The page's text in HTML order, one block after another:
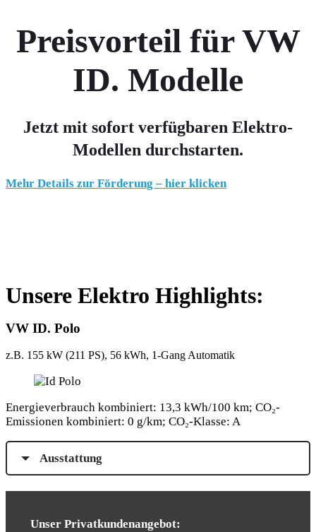
Preisvorteil für VW
ID. Modelle
Jetzt mit sofort verfügbaren Elektro-
Modellen durchstarten.
Mehr Details zur Förderung – hier klicken
Unsere Elektro Highlights:
VW ID. Polo
z.B. 155 kW (211 PS), 56 kWh, 1-Gang Automatik
Energieverbrauch kombiniert: 13,3 kWh/100 km; CO₂-
Emissionen kombiniert: 0 g/km; CO₂-Klasse: A
Ausstattung
Unser Privatkundenangebot: